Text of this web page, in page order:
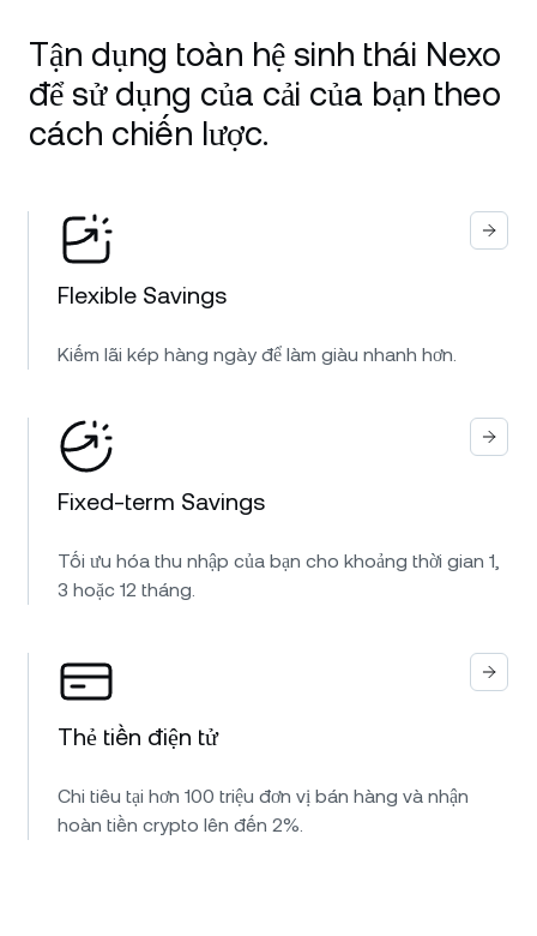
Tận dụng toàn hệ sinh thái Nexo
để sử dụng của cải của bạn theo
cách chiến lược.
Flexible Savings
Kiếm lãi kép hàng ngày để làm giàu nhanh hơn.
Fixed-term Savings
Tối ưu hóa thu nhập của bạn cho khoảng thời gian 1,
3 hoặc 12 tháng.
Thẻ tiền điện tử
Chi tiêu tại hơn 100 triệu đơn vị bán hàng và nhận
hoàn tiền crypto lên đến 2%.